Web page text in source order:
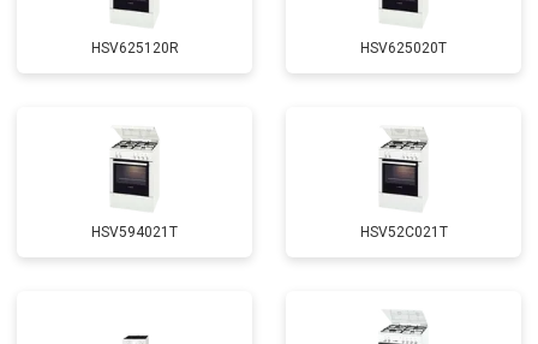
HSV625120R HSV625020T
HSV594021T HSV52C021T